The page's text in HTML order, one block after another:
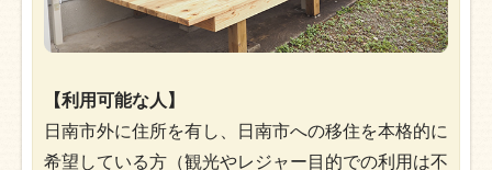
【利用可能な人】
日南市外に住所を有し、日南市への移住を本格的に
希望している方（観光やレジャー目的での利用は不